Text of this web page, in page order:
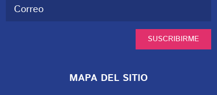
SUSCRIBIRME
MAPA DEL SITIO